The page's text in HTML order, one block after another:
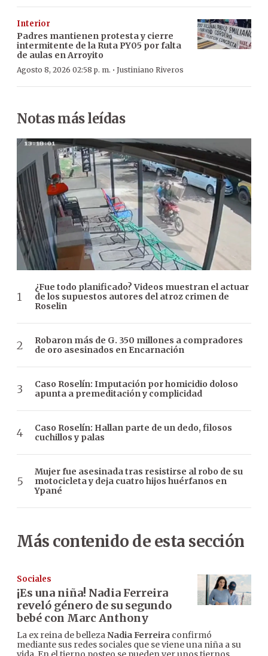
Interior
Padres mantienen protesta y cierre
intermitente de la Ruta PY05 por falta
de aulas en Arroyito
Agosto 8, 2026 02:58 p. m. · Justiniano Riveros
Notas más leídas
¿Fue todo planificado? Videos muestran el actuar
de los supuestos autores del atroz crimen de
Roselin
Robaron más de G. 350 millones a compradores
de oro asesinados en Encarnación
Caso Roselín: Imputación por homicidio doloso
apunta a premeditación y complicidad
Caso Roselín: Hallan parte de un dedo, filosos
cuchillos y palas
Mujer fue asesinada tras resistirse al robo de su
motocicleta y deja cuatro hijos huérfanos en
Ypané
Más contenido de esta sección
Sociales
¡Es una niña! Nadia Ferreira
reveló género de su segundo
bebé con Marc Anthony
La ex reina de bellezaNadia Ferreira confirmó
mediante sus redes sociales que se viene una niña a su